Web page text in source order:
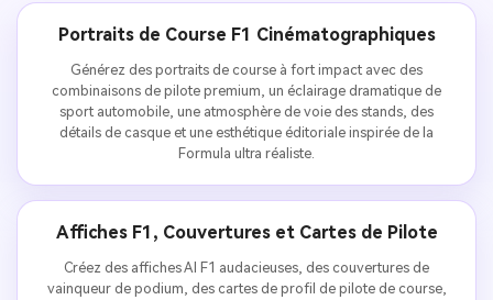
Portraits de Course F1 Cinématographiques
Générez des portraits de course à fort impact avec des
combinaisons de pilote premium, un éclairage dramatique de
sport automobile, une atmosphère de voie des stands, des
détails de casque et une esthétique éditoriale inspirée de la
Formula ultra réaliste.
Affiches F1, Couvertures et Cartes de Pilote
Créez des affiches AI F1 audacieuses, des couvertures de
vainqueur de podium, des cartes de profil de pilote de course,